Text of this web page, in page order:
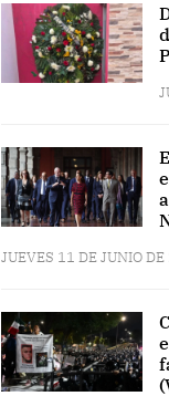
JUEVES 11 DE JUNIO